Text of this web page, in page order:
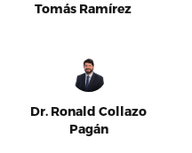
Tomás Ramírez
Dr. Ronald Collazo
Pagán